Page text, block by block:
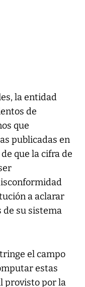
la entidad
de
que
publicadas en
que la cifra de
a aclarar
su sistema
el campo
estas
provisto por la